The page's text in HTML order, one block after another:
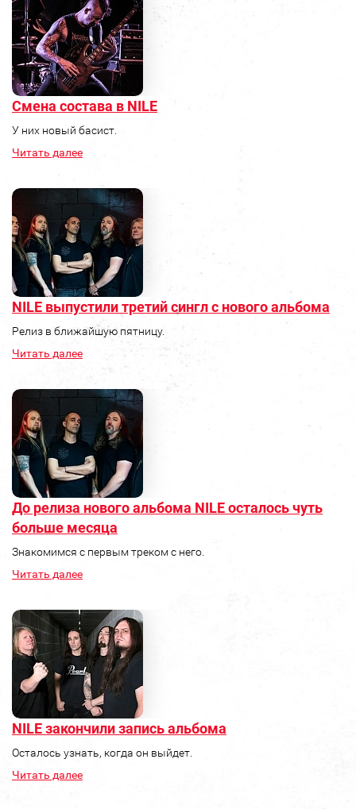
Смена состава в NILE
У них новый басист.
Читать далее
NILE выпустили третий сингл с нового альбома
Релиз в ближайшую пятницу.
Читать далее
До релиза нового альбома NILE осталось чуть
больше месяца
Знакомимся с первым треком с него.
Читать далее
NILE закончили запись альбома
Осталось узнать, когда он выйдет.
Читать далее